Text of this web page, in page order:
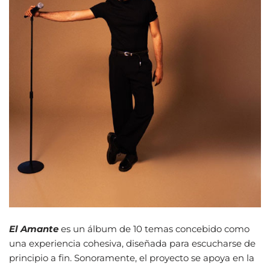
El Amante es un álbum de 10 temas concebido como
una experiencia cohesiva, diseñada para escucharse de
principio a fin. Sonoramente, el proyecto se apoya en la